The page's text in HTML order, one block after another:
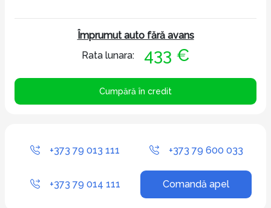
Împrumut auto fără avans
Rata lunara:
433 €
Cumpără în credit
+373 79 013 111 +373 79 600 033
+373 79 014 111 Comandă apel